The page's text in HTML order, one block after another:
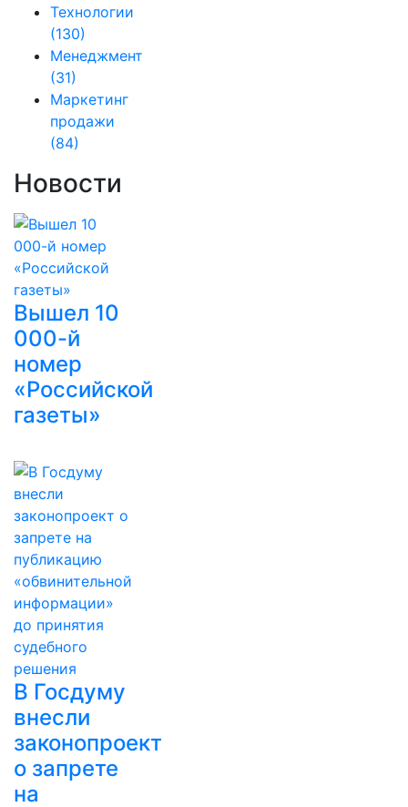
Технологии
(130)
Менеджмент
(31)
Маркетинг
продажи
(84)
Новости
Вышел 10
000-й
номер
«Российской
газеты»
В Госдуму
внесли
законопроект
о запрете
на